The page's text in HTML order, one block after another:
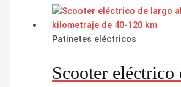
Patinetes eléctricos
Scooter eléctrico